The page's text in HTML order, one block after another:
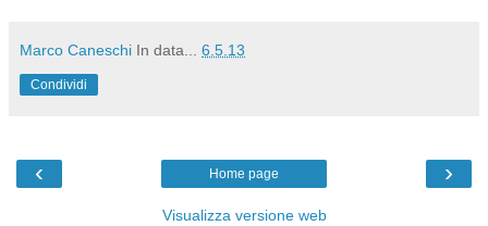
Marco Caneschi In data... 6.5.13
Condividi
‹ ›
Home page
Visualizza versione web